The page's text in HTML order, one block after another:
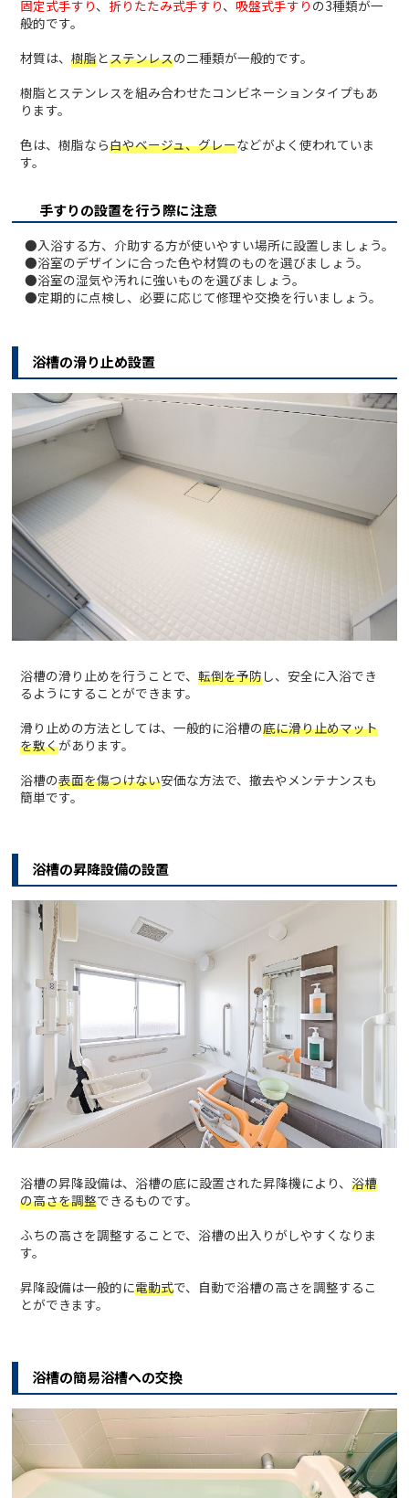
固定式手すり、 折りたたみ式手すり、 吸盤式手すり の3種類が一
般的です。
材質は、 樹脂とステンレスの二種類が一般的です。
樹脂とステンレスを組み合わせたコンビネーションタイプもあ
ります。
色は、樹脂なら白やベージュ、グレーなどがよく使われていま
す。
手すりの設置を行う際に注意
●入浴する方、介助する方が使いやすい場所に設置しましょう。
●浴室のデザインに合った色や材質のものを選びましょう。
●浴室の湿気や汚れに強いものを選びましょう。
●定期的に点検し、必要に応じて修理や交換を行いましょう。
浴槽の滑り止め設置
浴槽の滑り止めを行うことで、 転倒を予防し、安全に入浴でき
るようにすることができます。
滑り止めの方法としては、一般的に浴槽の底に滑り止めマット
を敷くがあります。
浴槽の表面を傷つけない安価な方法で、撤去やメンテナンスも
簡単です。
浴槽の昇降設備の設置
浴槽の昇降設備は、浴槽の底に設置された昇降機により、 浴槽
の高さを調整できるものです。
ふちの高さを調整することで、浴槽の出入りがしやすくなりま
す。
昇降設備は一般的に電動式で、自動で浴槽の高さを調整するこ
とができます。
浴槽の簡易浴槽への交換